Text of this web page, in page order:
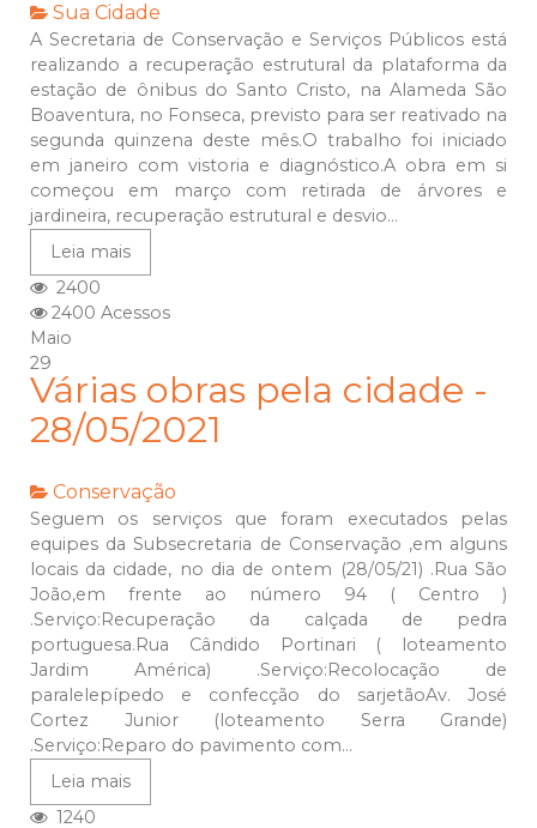
Sua Cidade
A Secretaria de Conservação e Serviços Públicos está
realizando a recuperação estrutural da plataforma da
estação de ônibus do Santo Cristo, na Alameda São
Boaventura, no Fonseca, previsto para ser reativado na
segunda quinzena deste mês.O trabalho foi iniciado
em janeiro com vistoria e diagnóstico.A obra em si
começou em março com retirada de árvores e
jardineira, recuperação estrutural e desvio...
Leia mais
2400
2400 Acessos
Maio
29
Várias obras pela cidade -
28/05/2021
Conservação
Seguem os serviços que foram executados pelas
equipes da Subsecretaria de Conservação ,em alguns
locais da cidade, no dia de ontem (28/05/21) .Rua São
João,em frente ao número 94 ( Centro )
.Serviço:Recuperação da calçada de pedra
portuguesa.Rua Cândido Portinari ( loteamento
Jardim América) .Serviço:Recolocação de
paralelepípedo e confecção do sarjetãoAv. José
Cortez Junior (loteamento Serra Grande)
.Serviço:Reparo do pavimento com...
Leia mais
1240